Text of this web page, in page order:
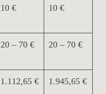
10 € 10 €
20 – 70 € 20 – 70 €
1.112,65 € 1.945,65 €